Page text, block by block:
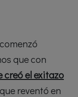
que con
creó el exitazo
que reventó en